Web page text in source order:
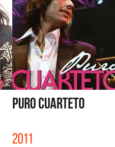
PURO CUARTETO
2011